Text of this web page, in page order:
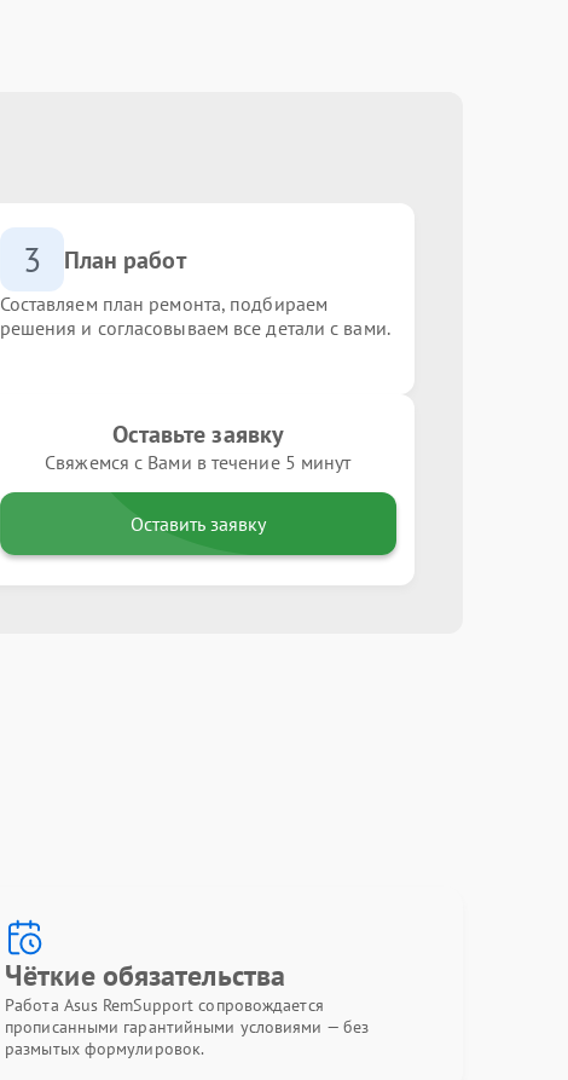
3 План работ
Составляем план ремонта, подбираем
решения и согласовываем все детали с вами.
Оставьте заявку
Свяжемся с Вами в течение 5 минут
Оставить заявку
Чёткие обязательства
Работа Asus RemSupport сопровождается
прописанными гарантийными условиями — без
размытых формулировок.